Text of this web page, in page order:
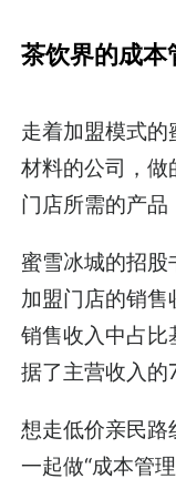
茶饮界的成本
走着加盟模式
材料的公司，做
门店所需的产品
蜜雪冰城的招
加盟门店的销
销售收入中占
据了主营收入的
想走低价亲民
一起做“成本管理